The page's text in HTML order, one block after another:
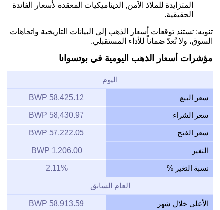
المتزايدة للملاذ الآمن, الديناميكيات المعقدة لأسعار الفائدة
الحقيقية.
تنويه: تستند توقعات أسعار الذهب إلى البيانات التاريخية واتجاهات
السوق، ولا تُعدّ ضماناً للأداء المستقبلي.
مؤشرات أسعار الذهب اليومية في بوتسوانا
اليوم
سعر البيع 58,425.12 BWP
سعر الشراء 58,430.97 BWP
سعر الفتح 57,222.05 BWP
التغير 1,206.00 BWP
نسبة التغير % 2.11%
العام السابق
الأعلى خلال شهر 58,913.59 BWP